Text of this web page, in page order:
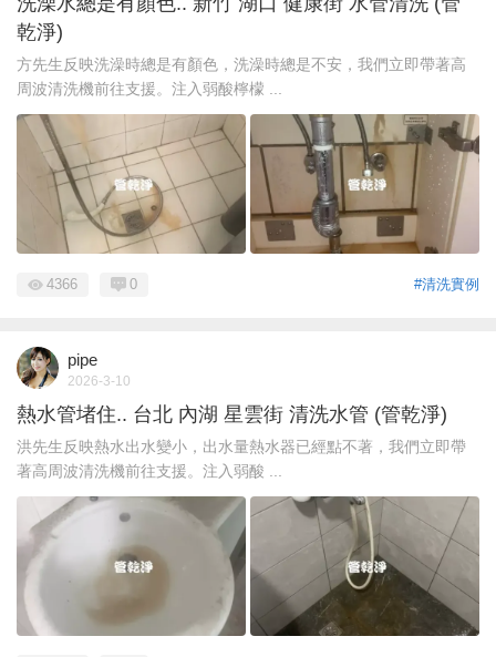
乾淨)
方先生反映洗澡時總是有顏色，洗澡時總是不安，我們立即帶著高
周波清洗機前往支援。注入弱酸檸檬 ...
#清洗實例
4366 0
pipe
2026-3-10
熱水管堵住.. 台北 內湖 星雲街 清洗水管 (管乾淨)
洪先生反映熱水出水變小，出水量熱水器已經點不著，我們立即帶
著高周波清洗機前往支援。注入弱酸 ...